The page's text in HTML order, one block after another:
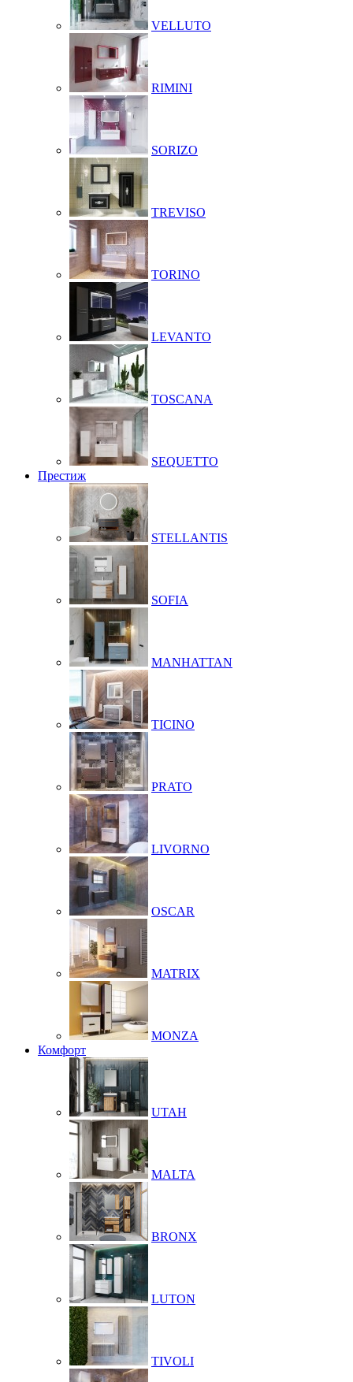
VELLUTO
RIMINI
SORIZO
TREVISO
TORINO
LEVANTO
TOSCANA
SEQUETTO
Престиж
STELLANTIS
SOFIA
MANHATTAN
TICINO
PRATO
LIVORNO
OSCAR
MATRIX
MONZA
Комфорт
UTAH
MALTA
BRONX
LUTON
TIVOLI